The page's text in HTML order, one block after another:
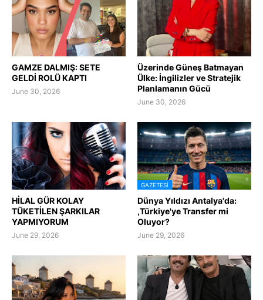
GAMZE DALMIŞ: SETE
GELDİ ROLÜ KAPTI
June 30, 2026
Üzerinde Güneş Batmayan
Ülke: İngilizler ve Stratejik
Planlamanın Gücü
June 30, 2026
HİLAL GÜR KOLAY
TÜKETİLEN ŞARKILAR
YAPMIYORUM
June 29, 2026
GAZETESI
Dünya Yıldızı Antalya'da:
,Türkiye'ye Transfer mi
Oluyor?
June 29, 2026